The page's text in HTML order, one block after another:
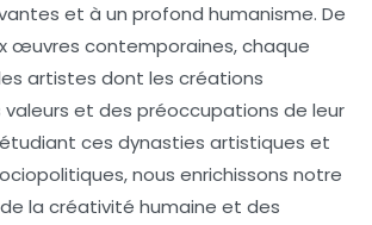
et à un profond humanisme. De
œuvres contemporaines, chaque
artistes dont les créations
et des préoccupations de leur
ces dynasties artistiques et
nous enrichissons notre
la créativité humaine et des